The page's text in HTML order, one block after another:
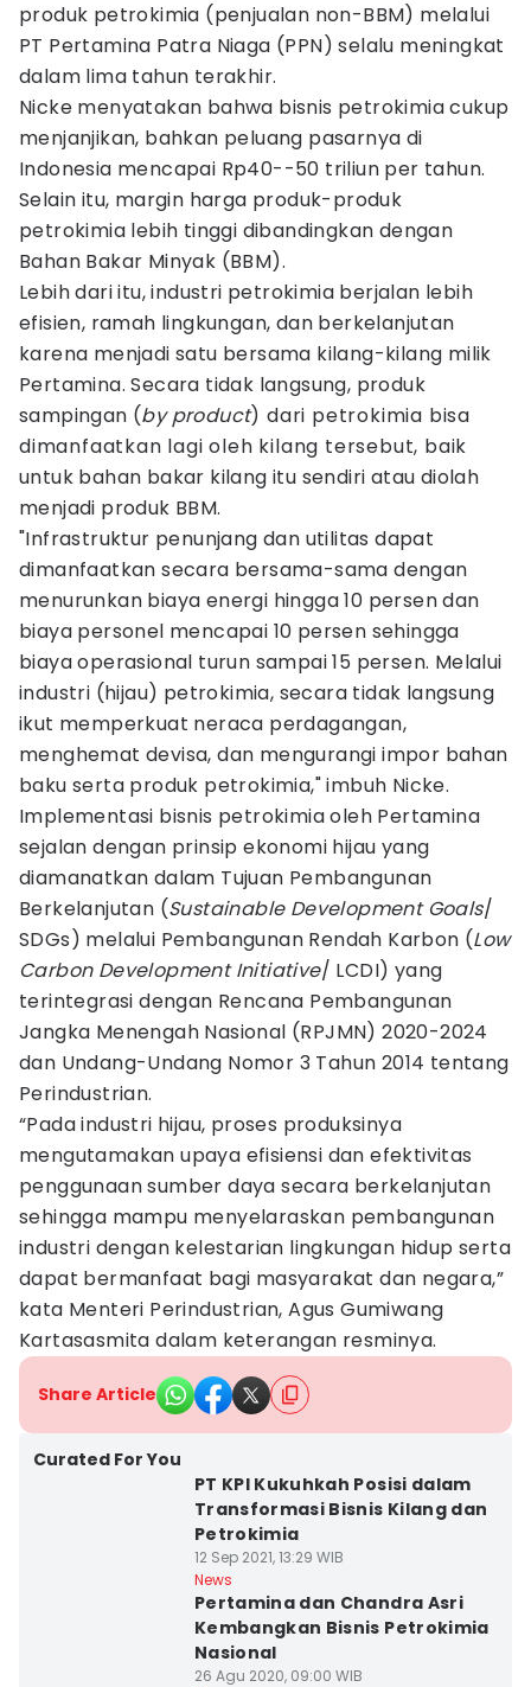
produk petrokimia (penjualan non-BBM) melalui
PT Pertamina Patra Niaga (PPN) selalu meningkat
dalam lima tahun terakhir.
Nicke menyatakan bahwa bisnis petrokimia cukup
menjanjikan, bahkan peluang pasarnya di
Indonesia mencapai Rp40--50 triliun per tahun.
Selain itu, margin harga produk-produk
petrokimia lebih tinggi dibandingkan dengan
Bahan Bakar Minyak (BBM).
Lebih dari itu, industri petrokimia berjalan lebih
efisien, ramah lingkungan, dan berkelanjutan
karena menjadi satu bersama kilang-kilang milik
Pertamina. Secara tidak langsung, produk
sampingan (by product) dari petrokimia bisa
dimanfaatkan lagi oleh kilang tersebut, baik
untuk bahan bakar kilang itu sendiri atau diolah
menjadi produk BBM.
"Infrastruktur penunjang dan utilitas dapat
dimanfaatkan secara bersama-sama dengan
menurunkan biaya energi hingga 10 persen dan
biaya personel mencapai 10 persen sehingga
biaya operasional turun sampai 15 persen. Melalui
industri (hijau) petrokimia, secara tidak langsung
ikut memperkuat neraca perdagangan,
menghemat devisa, dan mengurangi impor bahan
baku serta produk petrokimia," imbuh Nicke.
Implementasi bisnis petrokimia oleh Pertamina
sejalan dengan prinsip ekonomi hijau yang
diamanatkan dalam Tujuan Pembangunan
Berkelanjutan (Sustainable Development Goals/
SDGs) melalui Pembangunan Rendah Karbon (Low
Carbon Development Initiative/ LCDI) yang
terintegrasi dengan Rencana Pembangunan
Jangka Menengah Nasional (RPJMN) 2020-2024
dan Undang-Undang Nomor 3 Tahun 2014 tentang
Perindustrian.
“Pada industri hijau, proses produksinya
mengutamakan upaya efisiensi dan efektivitas
penggunaan sumber daya secara berkelanjutan
sehingga mampu menyelaraskan pembangunan
industri dengan kelestarian lingkungan hidup serta
dapat bermanfaat bagi masyarakat dan negara,”
kata Menteri Perindustrian, Agus Gumiwang
Kartasasmita dalam keterangan resminya.
Share Article
Curated For You
PT KPI Kukuhkah Posisi dalam
Transformasi Bisnis Kilang dan
Petrokimia
12 Sep 2021, 13:29 WIB
News
Pertamina dan Chandra Asri
Kembangkan Bisnis Petrokimia
Nasional
26 Agu 2020, 09:00 WIB